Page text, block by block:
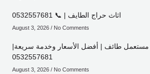
اثاث حراج الطايف | 📞 0532557681
August 3, 2026 No Comments
مستعمل طائف | أفضل الأسعار وخدمة سريعة|
0532557681
August 3, 2026 No Comments